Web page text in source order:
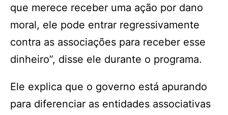
que merece receber uma ação por dano
moral, ele pode entrar regressivamente
contra as associações para receber esse
dinheiro”, disse ele durante o programa.
Ele explica que o governo está apurando
para diferenciar as entidades associativas